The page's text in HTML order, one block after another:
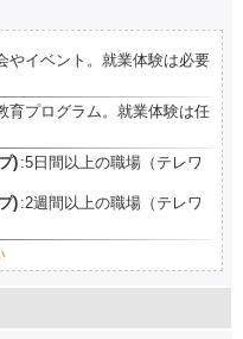
やイベント。就業体験は必要
育プログラム。就業体験は任
) :5日間以上の職場（テレワ
) :2週間以上の職場（テレワ